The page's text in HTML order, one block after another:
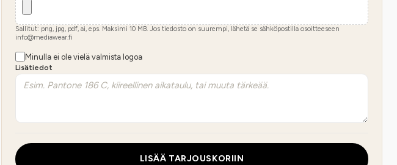
Sallitut: png, jpg, pdf, ai, eps. Maksimi 10 MB. Jos tiedosto on suurempi, lähetä se sähköpostilla osoitteeseen
info@mediawear.fi
Minulla ei ole vielä valmista logoa
Lisätiedot
LISÄÄ TARJOUSKORIIN